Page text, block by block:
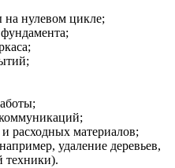
на нулевом цикле;
расходных материалов;
удаление деревьев,
техники).